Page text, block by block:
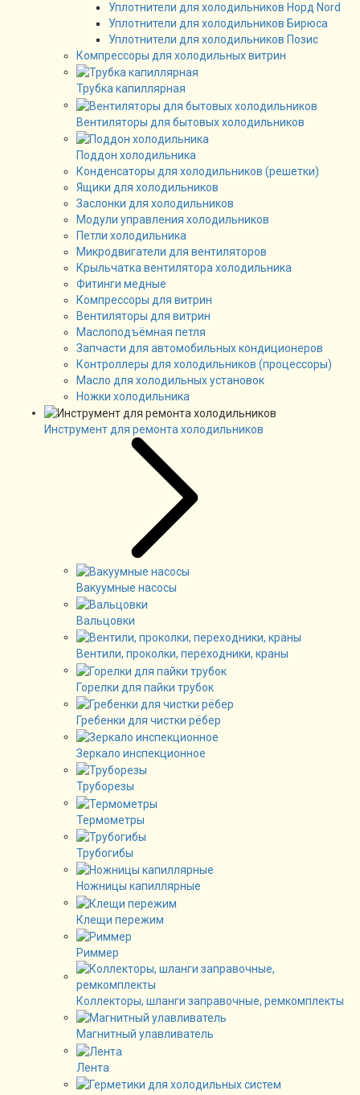
Уплотнители для холодильников Норд Nord
Уплотнители для холодильников Бирюса
Уплотнители для холодильников Позис
Компрессоры для холодильных витрин
Трубка капиллярная
Вентиляторы для бытовых холодильников
Поддон холодильника
Конденсаторы для холодильников (решетки)
Ящики для холодильников
Заслонки для холодильников
Модули управления холодильников
Петли холодильника
Микродвигатели для вентиляторов
Крыльчатка вентилятора холодильника
Фитинги медные
Компрессоры для витрин
Вентиляторы для витрин
Маслоподъёмная петля
Запчасти для автомобильных кондиционеров
Контроллеры для холодильников (процессоры)
Масло для холодильных установок
Ножки холодильника
Инструмент для ремонта холодильников
Вакуумные насосы
Вальцовки
Вентили, проколки, переходники, краны
Горелки для пайки трубок
Гребенки для чистки рёбер
Зеркало инспекционное
Труборезы
Термометры
Трубогибы
Ножницы капиллярные
Клещи пережим
Риммер
Коллекторы, шланги заправочные, ремкомплекты
Магнитный улавливатель
Лента